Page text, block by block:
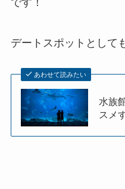
です！
デートスポットとして
あわせて読みたい
水族
スメ